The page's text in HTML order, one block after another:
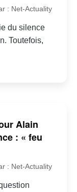
: Net-Actuality
du silence
Toutefois,
Alain
: « feu
: Net-Actuality